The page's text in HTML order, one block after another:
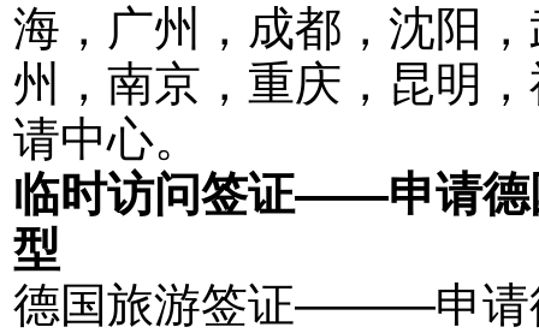
海，广州，成都，沈阳
州，南京，重庆，昆明
请中心。
临时访问签证——申请德
型
德国旅游签证———申请